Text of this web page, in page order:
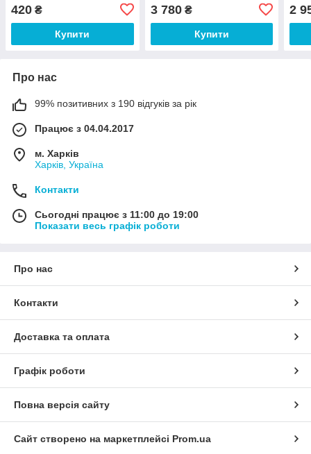
420 ₴
Купити
3 780₴
Купити
2
Про нас
99% позитивних з 190 відгуків за рік
Працює з 04.04.2017
м. Харків
Харків, Україна
Контакти
Сьогодні працює з 11:00 до 19:00
Показати весь графік роботи
Про нас
Контакти
Доставка та оплата
Графік роботи
Повна версія сайту
Сайт створено на маркетплейсі Prom.ua